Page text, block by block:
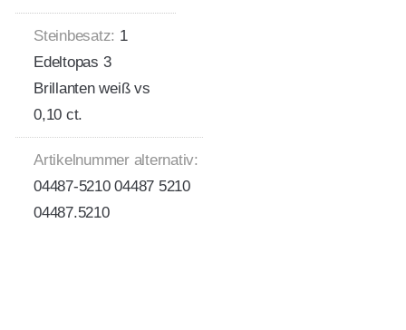
Steinbesatz: 1
Edeltopas 3
Brillanten weiß vs
0,10 ct.
Artikelnummer alternativ:
04487-5210 04487 5210
04487.5210